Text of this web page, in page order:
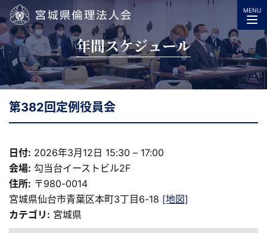
宮城県倫理法人会
MENU
年間スケジュール
第382回定例役員会
日付: 2026年3月12日 15:30 – 17:00
会場: 勾当台イーストビル2F
住所: 〒980-0014
宮城県仙台市青葉区本町3丁目6-18 [地図]
カテゴリ: 宮城県